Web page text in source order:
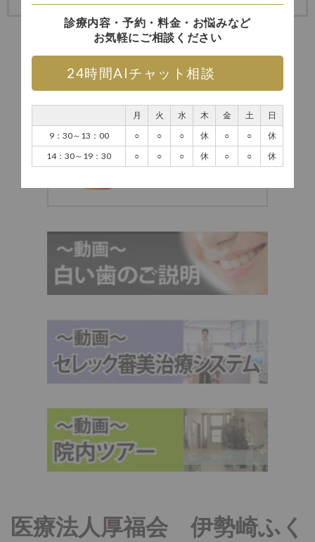
医療法人厚福会 伊勢崎ふく
診療内容・予約・料金・お悩みなど
お気軽にご相談ください
24時間AIチャット相談
月 火 水 木 金 土
日
9：30～13：00
○ ○ ○ 休 ○ ○
休
14：30～19：30
○ ○ ○ 休 ○ ○ 休